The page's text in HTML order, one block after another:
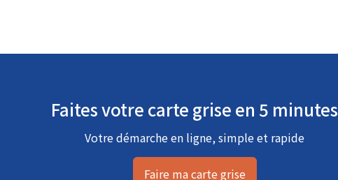
Faites votre carte grise en 5 minutes
Votre démarche en ligne, simple et rapide
Faire ma carte grise